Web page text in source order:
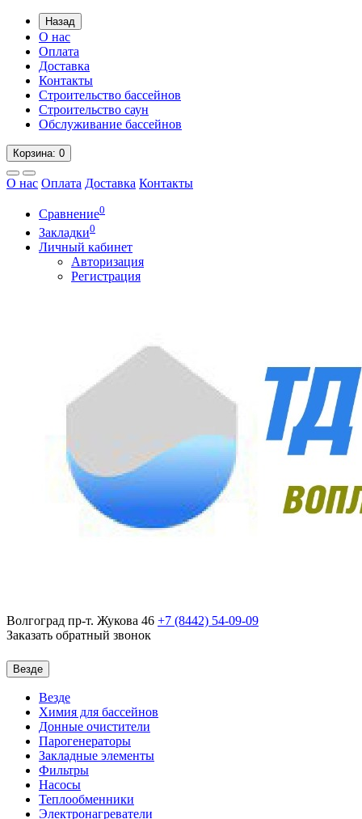
Назад
О нас
Оплата
Доставка
Контакты
Строительство бассейнов
Строительство саун
Обслуживание бассейнов
Корзина: 0
О нас Оплата Доставка Контакты
Сравнение0
Закладки0
Личный кабинет
Авторизация
Регистрация
Волгоград пр-т. Жукова 46 +7 (8442) 54-09-09
Заказать обратный звонок
Везде
Везде
Химия для бассейнов
Донные очистители
Парогенераторы
Закладные элементы
Фильтры
Насосы
Теплообменники
Электронагреватели